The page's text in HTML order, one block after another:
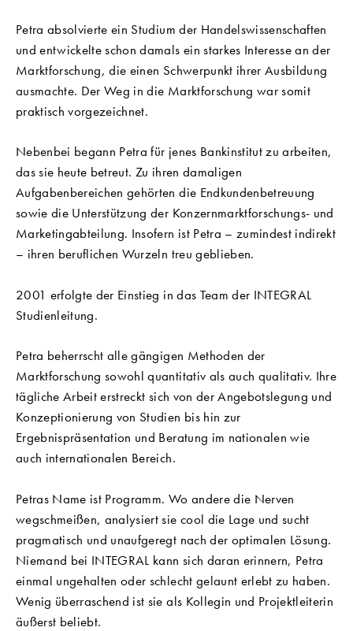
Petra absolvierte ein Studium der Handelswissenschaften
und entwickelte schon damals ein starkes Interesse an der
Marktforschung, die einen Schwerpunkt ihrer Ausbildung
ausmachte. Der Weg in die Marktforschung war somit
praktisch vorgezeichnet.
Nebenbei begann Petra für jenes Bankinstitut zu arbeiten,
das sie heute betreut. Zu ihren damaligen
Aufgabenbereichen gehörten die Endkundenbetreuung
sowie die Unterstützung der Konzernmarktforschungs- und
Marketingabteilung. Insofern ist Petra – zumindest indirekt
– ihren beruflichen Wurzeln treu geblieben.
2001 erfolgte der Einstieg in das Team der INTEGRAL
Studienleitung.
Petra beherrscht alle gängigen Methoden der
Marktforschung sowohl quantitativ als auch qualitativ. Ihre
tägliche Arbeit erstreckt sich von der Angebotslegung und
Konzeptionierung von Studien bis hin zur
Ergebnispräsentation und Beratung im nationalen wie
auch internationalen Bereich.
Petras Name ist Programm. Wo andere die Nerven
wegschmeißen, analysiert sie cool die Lage und sucht
pragmatisch und unaufgeregt nach der optimalen Lösung.
Niemand bei INTEGRAL kann sich daran erinnern, Petra
einmal ungehalten oder schlecht gelaunt erlebt zu haben.
Wenig überraschend ist sie als Kollegin und Projektleiterin
äußerst beliebt.